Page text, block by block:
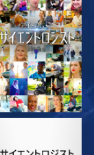
観る